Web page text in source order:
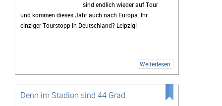
Mindestens genauso wichtig wie die Konzerte ist für
viele Gäste das Leben auf dem Campingplatz. Dort
beginnt das Festivalgefühl oft schon lange, bevor die
zwischendurch eine Pause vom Trubel braucht, kann
zu mehr als nur einem Musikfestival.
sind endlich wieder auf Tour
und kommen dieses Jahr auch nach Europa. Ihr
einziger Tourstopp in Deutschland? Leipzig!
Weiterlesen
Denn im Stadion sind 44 Grad